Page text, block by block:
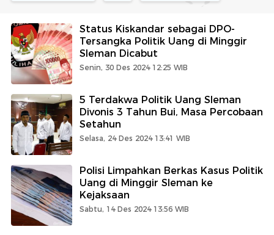
Status Kiskandar sebagai DPO-
Tersangka Politik Uang di Minggir
Sleman Dicabut
Senin, 30 Des 2024 12:25 WIB
5 Terdakwa Politik Uang Sleman
Divonis 3 Tahun Bui, Masa Percobaan
Setahun
Selasa, 24 Des 2024 13:41 WIB
Polisi Limpahkan Berkas Kasus Politik
Uang di Minggir Sleman ke
Kejaksaan
Sabtu, 14 Des 2024 13:56 WIB